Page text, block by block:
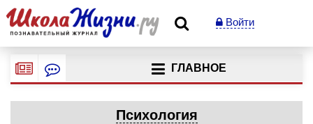
Войти
ГЛАВНОЕ
Психология